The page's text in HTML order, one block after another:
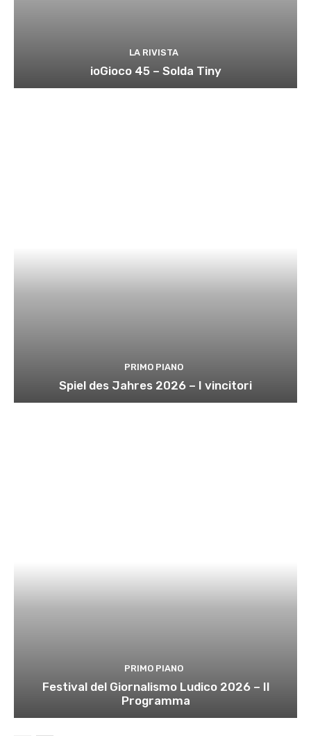
LA RIVISTA
ioGioco 45 – Solda Tiny
PRIMO PIANO
Spiel des Jahres 2026 – I vincitori
PRIMO PIANO
Festival del Giornalismo Ludico 2026 – Il
Programma